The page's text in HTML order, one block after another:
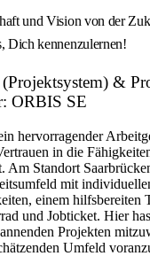
und Vision von der
Dich kennenzulernen!
&
ORBIS SE
hervorragender
in die
Am Standort
mit
einem hilfsbereiten
und Jobticket. Hier
Projekten
Umfeld